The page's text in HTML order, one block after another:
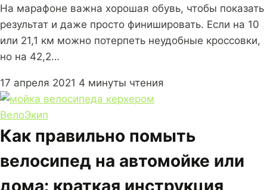
На марафоне важна хорошая обувь, чтобы показать
результат и даже просто финишировать. Если на 10
или 21,1 км можно потерпеть неудобные кроссовки,
но на 42,2…
17 апреля 2021 4 минуты чтения
ВелоЭкип
Как правильно помыть
велосипед на автомойке или
дома: краткая инструкция